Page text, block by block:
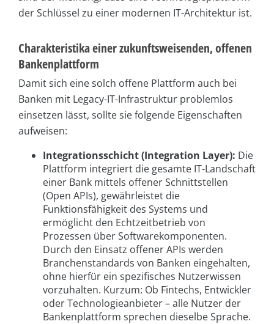
der Schlüssel zu einer modernen IT-Architektur ist.
Charakteristika einer zukunftsweisenden, offenen
Bankenplattform
Damit sich eine solch offene Plattform auch bei
Banken mit Legacy-IT-Infrastruktur problemlos
einsetzen lässt, sollte sie folgende Eigenschaften
aufweisen:
Integrationsschicht (Integration Layer): Die
Plattform integriert die gesamte IT-Landschaft
einer Bank mittels offener Schnittstellen
(Open APIs), gewährleistet die
Funktionsfähigkeit des Systems und
ermöglicht den Echtzeitbetrieb von
Prozessen über Softwarekomponenten.
Durch den Einsatz offener APIs werden
Branchenstandards von Banken eingehalten,
ohne hierfür ein spezifisches Nutzerwissen
vorzuhalten. Kurzum: Ob Fintechs, Entwickler
oder Technologieanbieter – alle Nutzer der
Bankenplattform sprechen dieselbe Sprache.